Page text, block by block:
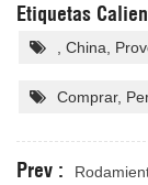
Etiquetas
, China,
Comprar,
Prev :